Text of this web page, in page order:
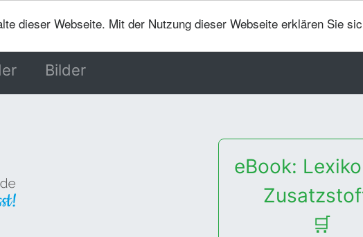
dieser Webseite. Mit der Nutzung dieser Webseite erklären Sie
Bilder
eBook:
🛒